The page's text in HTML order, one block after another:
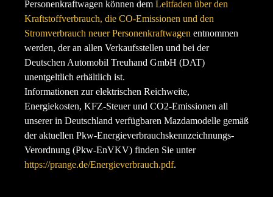
Personenkraftwagen können dem Leitfaden über den
Kraftstoffverbrauch, die CO-Emissionen und den
Stromverbrauch neuer Personenkraftwagen entnommen
werden, der an allen Verkaufsstellen und bei der
Deutschen Automobil Treuhand GmbH (DAT)
unentgeltlich erhältlich ist.
Informationen zur elektrischen Reichweite,
Energiekosten, KFZ-Steuer und CO2-Emissionen all
unserer in Deutschland verfügbaren Mazdamodelle gemäß
der aktuellen Pkw-Energieverbrauchskennzeichnungs-
Verordnung (Pkw-EnVKV) finden Sie unter
https://prange.de/Energieverbrauch.pdf.